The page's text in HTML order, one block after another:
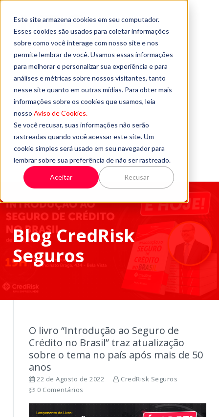
Este site armazena cookies em seu computador.
Esses cookies são usados para coletar informações
sobre como você interage com nosso site e nos
permite lembrar de você. Usamos essas informações
para melhorar e personalizar sua experiência e para
análises e métricas sobre nossos visitantes, tanto
nesse site quanto em outras mídias. Para obter mais
informações sobre os cookies que usamos, leia
nosso Aviso de Cookies.
Se você recusar, suas informações não serão
rastreadas quando você acessar este site. Um
cookie simples será usado em seu navegador para
lembrar sobre sua preferência de não ser rastreado.
Aceitar Recusar
VOLTAR AO SITE
QUEM SOMOS
FALE CONOSCO
Blog CredRisk
Seguros
O livro “Introdução ao Seguro de
Crédito no Brasil” traz atualização
sobre o tema no país após mais de 50
anos
22 de Agosto de 2022
CredRisk Seguros
0 Comentários